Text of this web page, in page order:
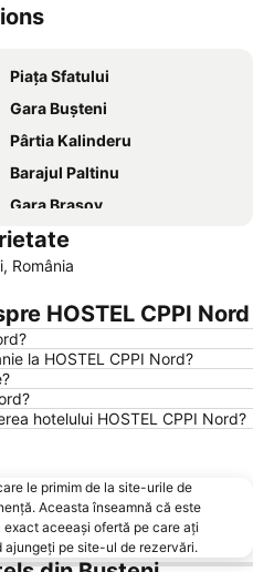
Piața Sfatului
Gara Buşteni
Pârtia Kalinderu
Barajul Paltinu
Gara Brașov
Strada Republicii
Paradisul Acvatic
Sfinxul din Bucegi
Mănăstirea Caraiman
Cheile Gradistei
Biserica Neagră
Telegondola Sinaia
Gara Azuga
Noua
Astra
România
HOSTEL CPPI Nord
la HOSTEL CPPI Nord?
hotelului HOSTEL CPPI Nord?
le primim de la site-urile de
Aceasta înseamnă că este
aceeași ofertă pe care ați
pe site-ul de rezervări.